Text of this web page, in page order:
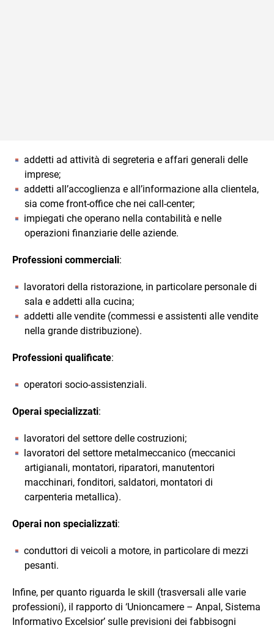
addetti ad attività di segreteria e affari generali delle
imprese;
addetti all’accoglienza e all’informazione alla clientela,
sia come front-office che nei call-center;
impiegati che operano nella contabilità e nelle
operazioni finanziarie delle aziende.
Professioni commerciali:
lavoratori della ristorazione, in particolare personale di
sala e addetti alla cucina;
addetti alle vendite (commessi e assistenti alle vendite
nella grande distribuzione).
Professioni qualificate:
operatori socio-assistenziali.
Operai specializzati:
lavoratori del settore delle costruzioni;
lavoratori del settore metalmeccanico (meccanici
artigianali, montatori, riparatori, manutentori
macchinari, fonditori, saldatori, montatori di
carpenteria metallica).
Operai non specializzati:
conduttori di veicoli a motore, in particolare di mezzi
pesanti.
Infine, per quanto riguarda le skill (trasversali alle varie
professioni), il rapporto di ‘Unioncamere – Anpal, Sistema
Informativo Excelsior’ sulle previsioni dei fabbisogni